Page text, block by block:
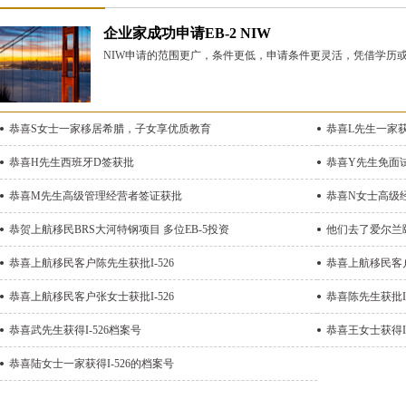
企业家成功申请EB-2 NIW
NIW申请的范围更广，条件更低，申请条件更灵活，凭借学历
恭喜S女士一家移居希腊，子女享优质教育 恭喜L先生一家
恭喜H先生西班牙D签获批 恭喜Y先生免面
恭喜M先生高级管理经营者签证获批 恭喜N女士高级
恭贺上航移民BRS大河特钢项目 多位EB-5投资 他们去了爱尔兰
恭喜上航移民客户陈先生获批I-526 恭喜上航移民客
恭喜上航移民客户张女士获批I-526 恭喜陈先生获批
恭喜武先生获得I-526档案号 恭喜王女士获得
恭喜陆女士一家获得I-526的档案号